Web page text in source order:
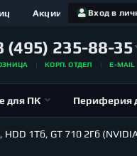
Вход в
Акции
(495) 235-88-35
КОРП. ОТДЕЛ E-MAIL
для ПК Периферия
1Тб, GT 710 2Гб